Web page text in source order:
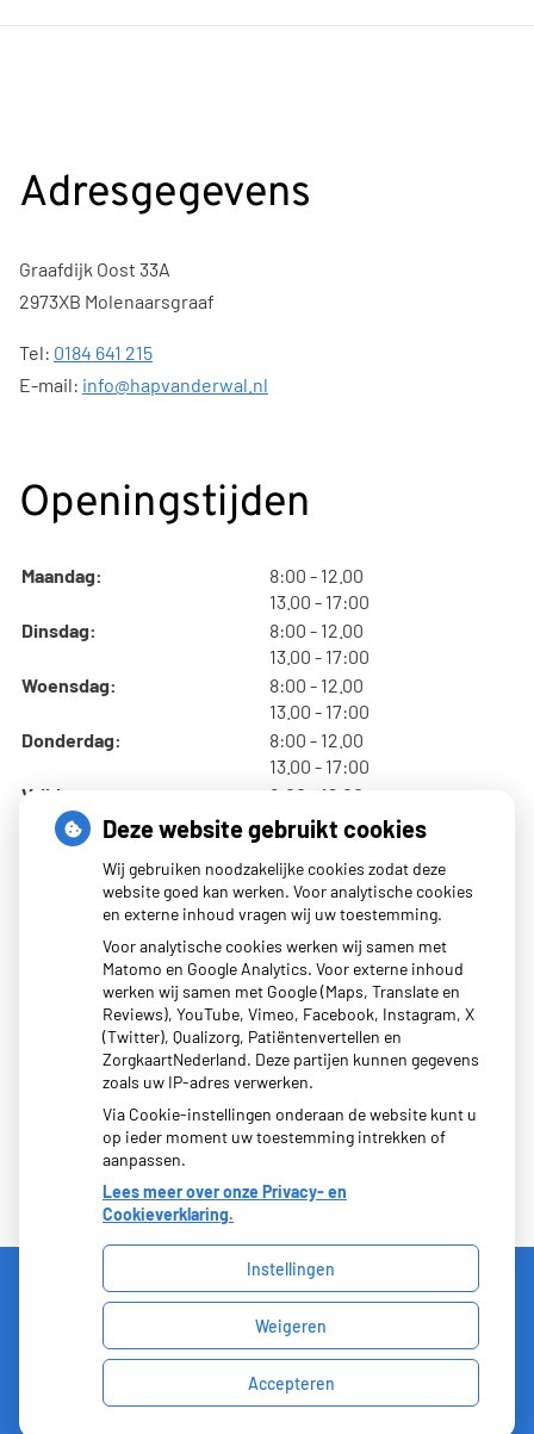
Adresgegevens
Graafdijk Oost 33A
2973XB Molenaarsgraaf
Tel: 0184 641 215
E-mail: info@hapvanderwal.nl
Openingstijden
Maandag: 8:00 tot
- 12.00
13.00 tot
- 17:00
Dinsdag:
8:00 tot
- 12.00
13.00 tot
- 17:00
Woensdag:
8:00 tot
- 12.00
13.00 tot
- 17:00
Donderdag:
8:00 tot
- 12.00
13.00 tot
- 17:00
Vrijdag:
8:00 tot
- 12.00
13.00tot
- 17:00
Nieuws
Afscheid drs. Vos… welkom terug drs. Boersema
Afscheid van Fieke (Praktijkverpleegkundige)
Uw Zorg Online|Beheer
Cookie-instellingen
Deze website gebruikt cookies
Wij gebruiken noodzakelijke cookies zodat deze
website goed kan werken. Voor analytische cookies
en externe inhoud vragen wij uw toestemming.
Voor analytische cookies werken wij samen met
Matomo en Google Analytics. Voor externe inhoud
werken wij samen met Google (Maps, Translate en
Reviews), YouTube, Vimeo, Facebook, Instagram, X
(Twitter), Qualizorg, Patiëntenvertellen en
ZorgkaartNederland. Deze partijen kunnen gegevens
zoals uw IP-adres verwerken.
Via Cookie-instellingen onderaan de website kunt u
op ieder moment uw toestemming intrekken of
aanpassen.
Lees meer over onze Privacy- en
Cookieverklaring.
Instellingen
Weigeren
Accepteren